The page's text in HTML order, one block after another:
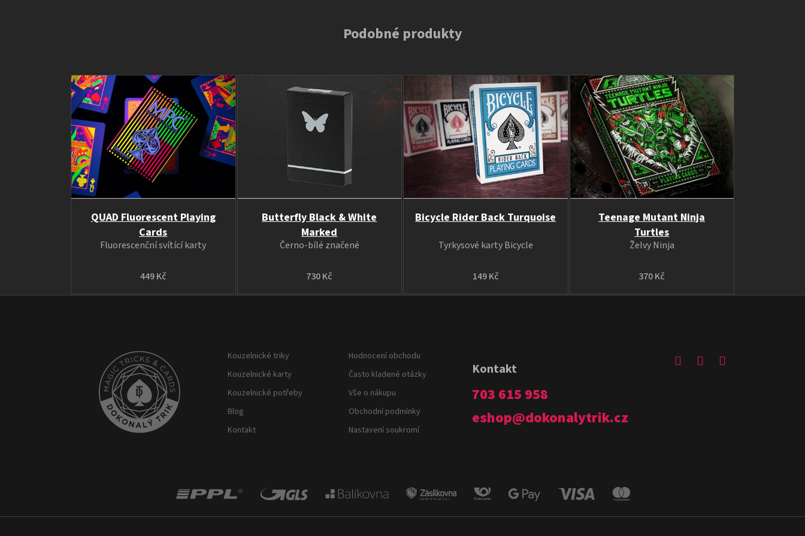
Podobné produkty
QUAD Fluorescent Playing
Cards
449 Kč
Fluorescenční svítící karty
Butterfly Black & White
Marked
730 Kč
Černo-bílé značené
Bicycle Rider Back Turquoise
149 Kč
Tyrkysové karty Bicycle
Teenage Mutant Ninja
Turtles
370 Kč
Želvy Ninja
Kouzelnické triky
Kouzelnické karty
Kouzelnické potřeby
Blog
Kontakt
Hodnocení obchodu
Často kladené otázky
Vše o nákupu
Obchodní podmínky
Nastavení soukromí
Kontakt
eshop@dokonalytrik.cz
703 615 958